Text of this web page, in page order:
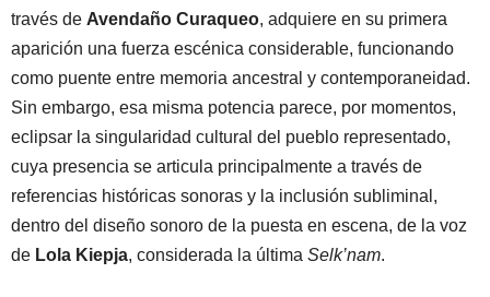
través de Avendaño Curaqueo, adquiere en su primera
aparición una fuerza escénica considerable, funcionando
como puente entre memoria ancestral y contemporaneidad.
Sin embargo, esa misma potencia parece, por momentos,
eclipsar la singularidad cultural del pueblo representado,
cuya presencia se articula principalmente a través de
referencias históricas sonoras y la inclusión subliminal,
dentro del diseño sonoro de la puesta en escena, de la voz
de Lola Kiepja, considerada la última Selk’nam.